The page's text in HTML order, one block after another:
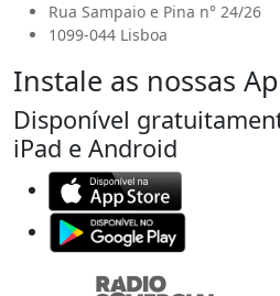
Rua Sampaio e Pina n° 24/26
1099-044 Lisboa
Instale as nossas
Disponível
iPad e Android